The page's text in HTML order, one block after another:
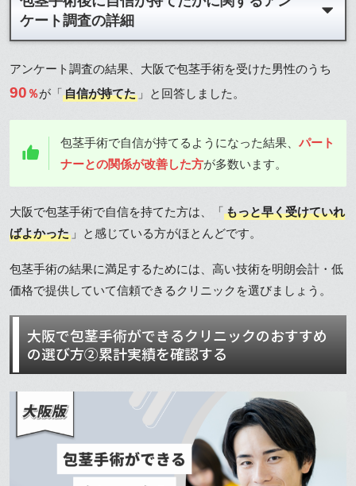
ケート調査の詳細
アンケート調査の結果、大阪で包茎手術を受けた男性のうち
90 ％が「自信が持てた 」と回答しました。
包茎手術で自信が持てるようになった結果、 パート
ナーとの関係が改善した方が多数います。
大阪で包茎手術で自信を持てた方は、「もっと早く受けていれ
ばよかった 」と感じている方がほとんどです。
包茎手術の結果に満足するためには、高い技術を明朗会計・低
価格で提供していて信頼できるクリニックを選びましょう。
大阪で包茎手術ができるクリニックのおすすめ
の選び方②累計実績を確認する